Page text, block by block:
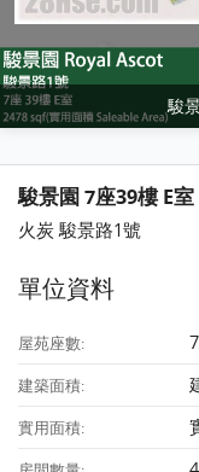
駿
駿景園 7座39樓 E室
火炭 駿景路1號
單位資料
屋苑座數:
建築面積:
實用面積: